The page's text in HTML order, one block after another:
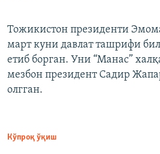
Тожикистон президенти
март куни давлат ташрифи
етиб борган. Уни “Манас”
мезбон президент Садир
олгган.
Кўпроқ ўқиш